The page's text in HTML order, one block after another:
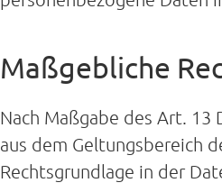
Maßgebliche
Nach Maßgabe des Art. 13
aus dem Geltungsbereich
Rechtsgrundlage in der